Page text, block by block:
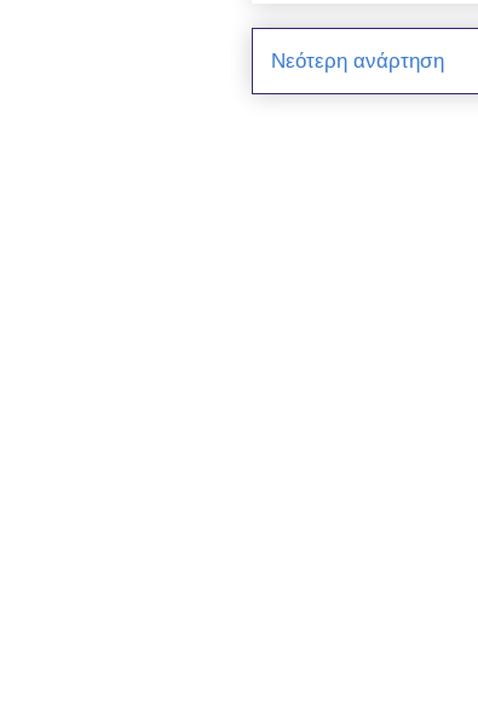
Νεότερη ανάρτηση